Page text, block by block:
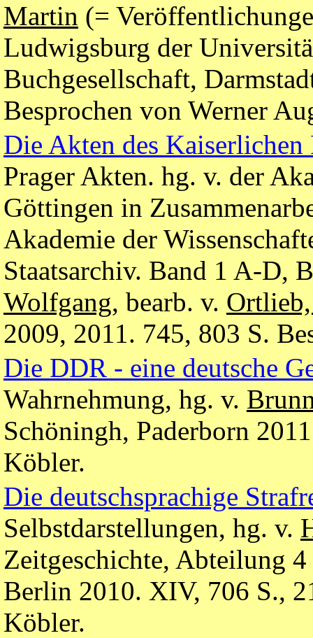
Martin (=
Ludwigsburg der
Buchgesellschaft,
Besprochen von Werner
Die Akten des
Prager Akten. hg. v. der
Göttingen in
Akademie der
Staatsarchiv. Band 1 A-D,
Wolfgang, bearb. v.
2009, 2011. 745, 803 S.
Die DDR - eine deutsche
Wahrnehmung, hg. v.
Schöningh, Paderborn
Köbler.
Die deutschsprachige
Selbstdarstellungen, hg. v.
Zeitgeschichte, Abteilung
Berlin 2010. XIV, 706 S.,
Köbler.